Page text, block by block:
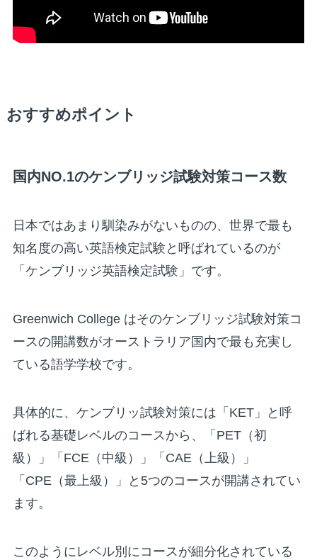
おすすめポイント
国内NO.1のケンブリッジ試験対策コース数
日本ではあまり馴染みがないものの、世界で最も
知名度の高い英語検定試験と呼ばれているのが
「ケンブリッジ英語検定試験」です。
Greenwich College はそのケンブリッジ試験対策コ
ースの開講数がオーストラリア国内で最も充実し
ている語学学校です。
具体的に、ケンブリッ試験対策には「KET」と呼
ばれる基礎レベルのコースから、「PET（初
級）」「FCE（中級）」「CAE（上級）」
「CPE（最上級）」と5つのコースが開講されてい
ます。
このようにレベル別にコースが細分化されている